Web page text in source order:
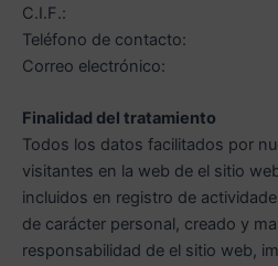
C.I.F.:
Teléfono de contacto:
Correo electrónico:
Finalidad del tratamiento
Todos los datos facilitados por
visitantes en la web de el sitio
incluidos en registro de
de carácter personal, creado y
responsabilidad de el sitio web,